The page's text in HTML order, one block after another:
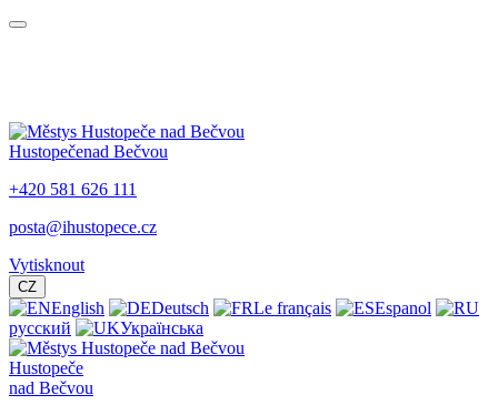
Hustopečenad Bečvou
+420 581 626 111
posta@ihustopece.cz
Vytisknout
CZ
English Deutsch Le français
Espanol
русский
Українська
Hustopeče
nad Bečvou